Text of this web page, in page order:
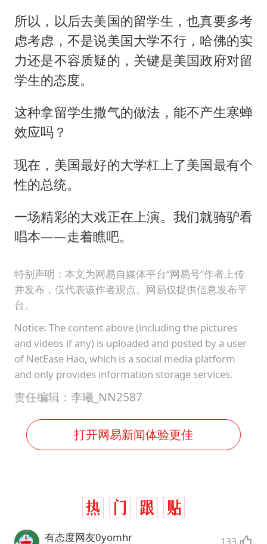
所以，以后去美国的留学生，也真要多考
虑考虑，不是说美国大学不行，哈佛的实
力还是不容质疑的，关键是美国政府对留
学生的态度。
这种拿留学生撒气的做法，能不产生寒蝉
效应吗？
现在，美国最好的大学杠上了美国最有个
性的总统。
一场精彩的大戏正在上演。我们就骑驴看
唱本——走着瞧吧。
特别声明：本文为网易自媒体平台“网易号”作者上传
并发布，仅代表该作者观点。网易仅提供信息发布平
台。
Notice: The content above (including the pictures
and videos if any) is uploaded and posted by a user
of NetEase Hao, which is a social media platform
and only provides information storage services.
责任编辑：李曦_NN2587
打开网易新闻体验更佳
有态度网友0yomhr